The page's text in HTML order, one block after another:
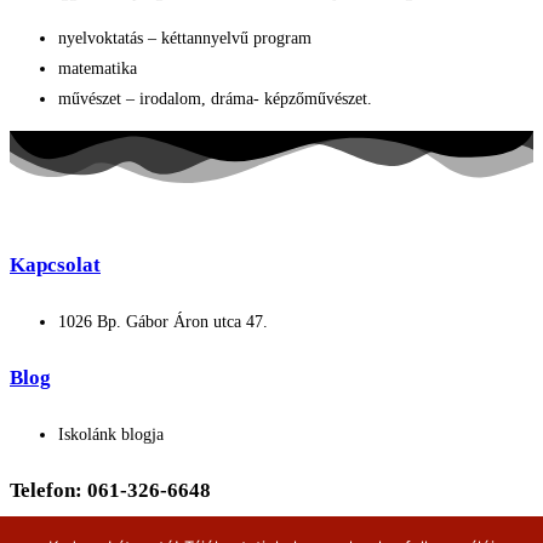
nyelvoktatás – kéttannyelvű program
matematika
művészet – irodalom, dráma- képzőművészet.
Kapcsolat
1026 Bp. Gábor Áron utca 47.
Blog
Iskolánk blogja
Telefon: 061-326-6648